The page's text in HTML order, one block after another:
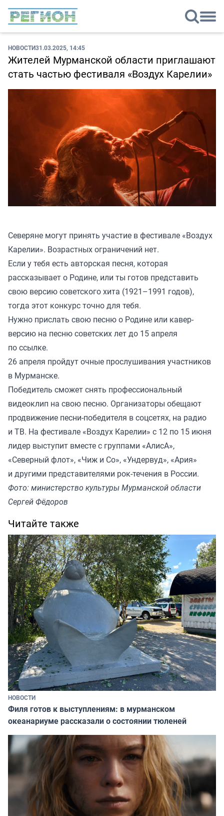
НОВОСТИ31.03.2025, 14:45
Жителей Мурманской области приглашают
стать частью фестиваля «Воздух Карелии»
Северяне могут принять участие в фестивале «Воздух
Карелии». Возрастных ограничений нет.
Если у тебя есть авторская песня, которая
рассказывает о Родине, или ты готов представить
свою версию советского хита (1921–1991 годов),
тогда этот конкурс точно для тебя.
Нужно прислать свою песню о Родине или кавер-
версию на песню советских лет до 15 апреля
по ссылке.
26 апреля пройдут очные прослушивания участников
в Мурманске.
Победитель сможет снять профессиональный
видеоклип на свою песню. Организаторы обещают
продвижение песни-победителя в соцсетях, на радио
и ТВ. На фестивале «Воздух Карелии» с 12 по 15 июня
лидер выступит вместе с группами «АлисА»,
«Северный флот», «Чиж и Со», «Ундервуд», «Ария»
и другими представителями рок-течения в России.
Фото: министерство культуры Мурманской области
Сергей Фёдоров
Читайте также
НОВОСТИ
Филя готов к выступлениям: в мурманском
океанариуме рассказали о состоянии тюленей